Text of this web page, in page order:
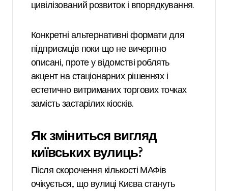
цивілізований розвиток і впорядкування.
Конкретні альтернативні формати для
підприємців поки що не вичерпно
описані, проте у відомстві роблять
акцент на стаціонарних рішеннях і
естетично витриманих торгових точках
замість застарілих кіосків.
Як зміниться вигляд
київських вулиць?
Після скорочення кількості МАФів
очікується, що вулиці Києва стануть